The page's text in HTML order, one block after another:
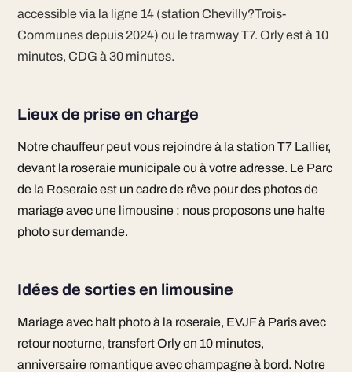
accessible via la ligne 14 (station Chevilly?Trois-
Communes depuis 2024) ou le tramway T7. Orly est à 10
minutes, CDG à 30 minutes.
Lieux de prise en charge
Notre chauffeur peut vous rejoindre à la station T7 Lallier,
devant la roseraie municipale ou à votre adresse. Le Parc
de la Roseraie est un cadre de rêve pour des photos de
mariage avec une limousine : nous proposons une halte
photo sur demande.
Idées de sorties en limousine
Mariage avec halt photo à la roseraie, EVJF à Paris avec
retour nocturne, transfert Orly en 10 minutes,
anniversaire romantique avec champagne à bord. Notre